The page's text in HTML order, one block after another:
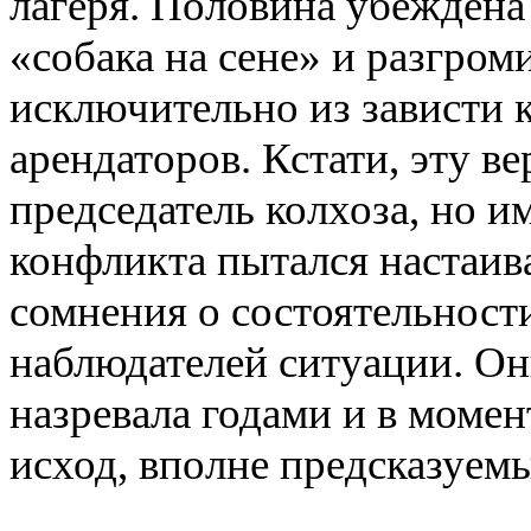
«собака на сене» и
исключительно из
арендаторов. Кстати, эту
председатель колхоза, но
конфликта пытался
сомнения о
наблюдателей ситуации.
назревала годами и в
исход, вполне